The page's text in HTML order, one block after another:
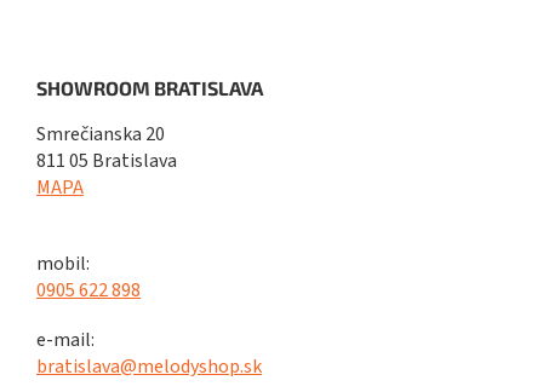
SHOWROOM BRATISLAVA
Smrečianska 20
811 05 Bratislava
MAPA
mobil:
0905 622 898
e-mail:
bratislava@melodyshop.sk